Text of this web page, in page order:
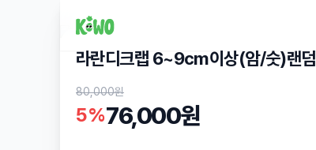
라란디크랩 6~9cm이상(암/숫)랜덤
80,000원
5%76,000원